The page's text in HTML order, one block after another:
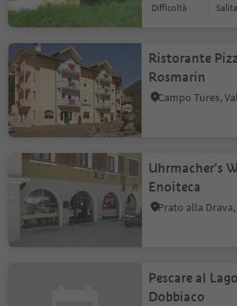
Difficoltà Salita
Ristorante
Rosmarin
Campo Tures,
Uhrmacher's
Enoiteca
Pescare al
Dobbiaco